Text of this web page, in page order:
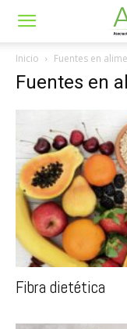
Inicio Fuentes en
Fuentes en
Fibra dietética